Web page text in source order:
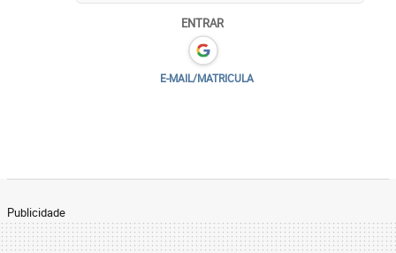
ENTRAR
E-MAIL/MATRICULA
Publicidade